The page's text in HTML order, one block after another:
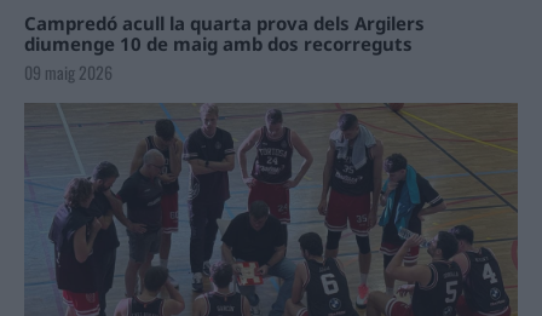
Campredó acull la quarta prova dels Argilers
diumenge 10 de maig amb dos recorreguts
09 maig 2026